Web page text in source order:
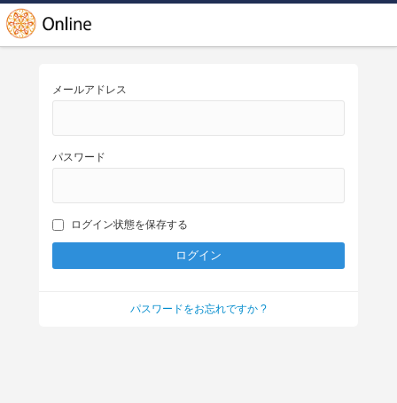
メールアドレス
パスワード
ログイン状態を保存する
パスワードをお忘れですか ?